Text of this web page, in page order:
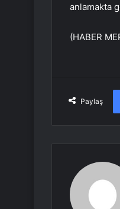
anlamakta
(HABER
Paylaş